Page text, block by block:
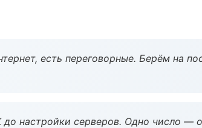
есть переговорные. Берём на
до настройки серверов. Одно число —